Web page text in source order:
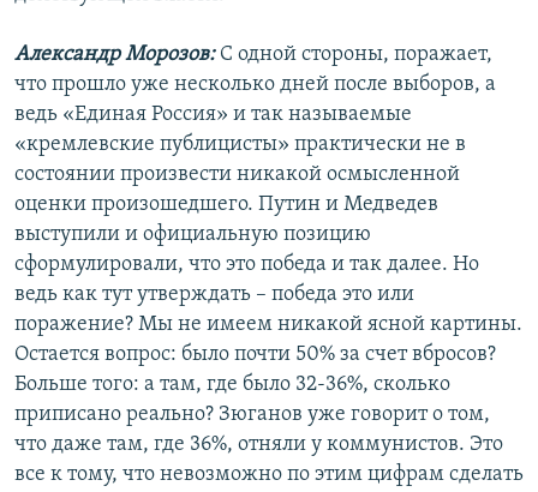
Александр Морозов:С одной стороны, поражает,
что прошло уже несколько дней после выборов, а
ведь «Единая Россия» и так называемые
«кремлевские публицисты» практически не в
состоянии произвести никакой осмысленной
оценки произошедшего. Путин и Медведев
выступили и официальную позицию
сформулировали, что это победа и так далее. Но
ведь как тут утверждать – победа это или
поражение? Мы не имеем никакой ясной картины.
Остается вопрос: было почти 50% за счет вбросов?
Больше того: а там, где было 32-36%, сколько
приписано реально? Зюганов уже говорит о том,
что даже там, где 36%, отняли у коммунистов. Это
все к тому, что невозможно по этим цифрам сделать